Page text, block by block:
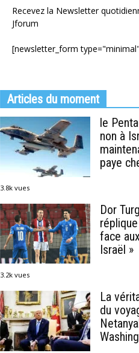
Recevez la Newsletter
Jforum
[newsletter_form
Articles du moment
le
non à
paye
3.8k vues
Dor
face
Israël »
3.2k vues
La
du